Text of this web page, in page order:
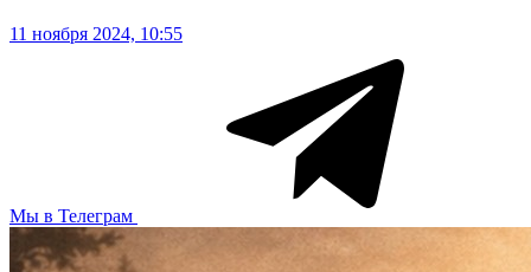
11 ноября 2024, 10:55
Мы в Телеграм